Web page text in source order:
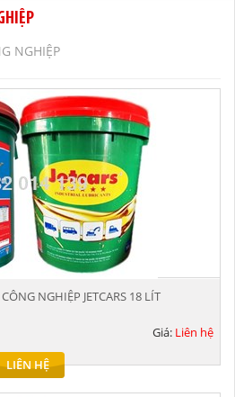
CAO CẤP
NGHIỆP
NGHIỆP JETCARS 18 LÍT
Giá: Liên hệ
LIÊN HỆ